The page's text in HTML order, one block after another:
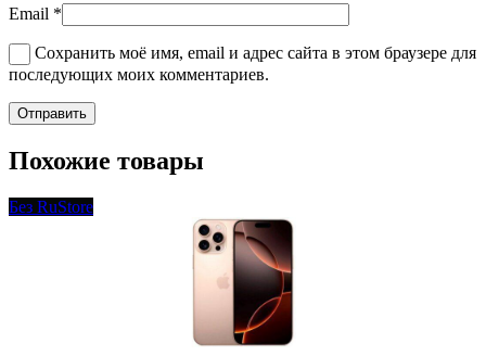
Email *
Сохранить моё имя, email и адрес сайта в этом браузере для
последующих моих комментариев.
Похожие товары
Без RuStore